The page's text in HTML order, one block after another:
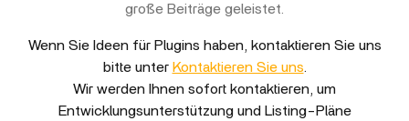
große Beiträge geleistet.
Wenn Sie Ideen für Plugins haben, kontaktieren Sie uns
bitte unter Kontaktieren Sie uns
Wir werden Ihnen sofort kontaktieren, um
Entwicklungsunterstützung und Listing-Pläne